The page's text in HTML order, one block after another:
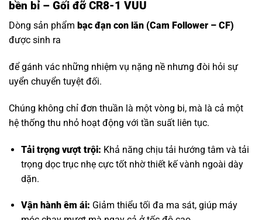
bền bỉ – Gối đỡ CR8-1 VUU
Dòng sản phẩm bạc đạn con lăn (Cam Follower – CF)
được sinh ra
để gánh vác những nhiệm vụ nặng nề nhưng đòi hỏi sự
uyển chuyển tuyệt đối.
Chúng không chỉ đơn thuần là một vòng bi, mà là cả một
hệ thống thu nhỏ hoạt động với tần suất liên tục.
Tải trọng vượt trội: Khả năng chịu tải hướng tâm và tải
trọng dọc trục nhẹ cực tốt nhờ thiết kế vành ngoài dày
dặn.
Vận hành êm ái: Giảm thiểu tối đa ma sát, giúp máy